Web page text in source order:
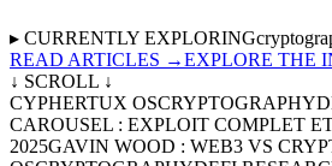
▸ CURRENTLY EXPLORING
READ ARTICLES →EXPLORE THE
↓ SCROLL ↓
CYPHERTUX OSCRYPTOGRAPHY
CAROUSEL : EXPLOIT COMPLET
2025GAVIN WOOD : WEB3 VS